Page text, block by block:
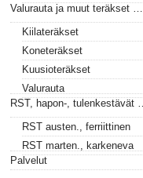
Valurauta ja muut teräkset …
Kiilateräkset
Koneteräkset
Kuusioteräkset
Valurauta
RST, hapon-, tulenkestävät …
RST austen., ferriittinen
RST marten., karkeneva
Palvelut